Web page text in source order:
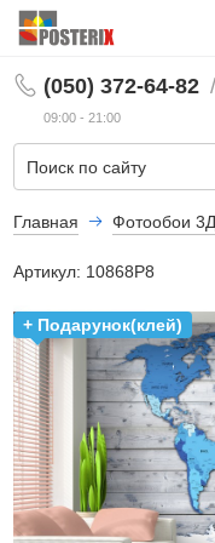
(050) 372-64-82
09:00 - 21:00
/
Главная Фотообои 3Д
Артикул: 10868P8
+ Подарунок(клей)